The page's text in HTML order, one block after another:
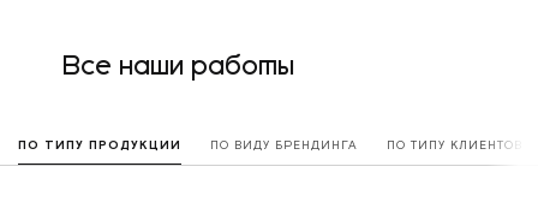
Все наши работы
ПО ТИПУ ПРОДУКЦИИ ПО ВИДУ БРЕНДИНГА ПО ТИПУ КЛИЕНТОВ